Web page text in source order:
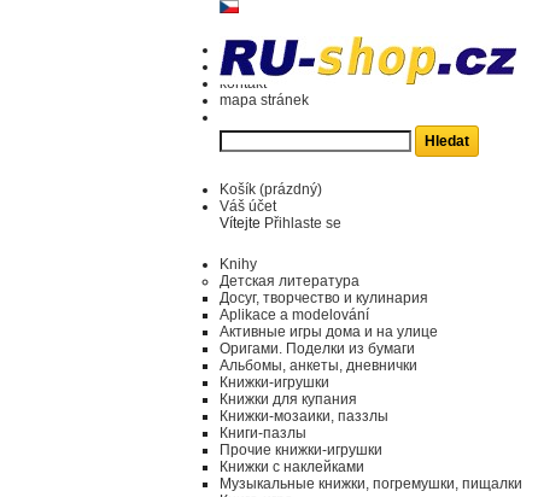
kontakt
mapa stránek
Košík (prázdný)
Váš účet
Vítejte Přihlaste se
Knihy
Детская литература
Досуг, творчество и кулинария
Aplikace a modelování
Активные игры дома и на улице
Оригами. Поделки из бумаги
Альбомы, анкеты, дневнички
Книжки-игрушки
Книжки для купания
Книжки-мозаики, паззлы
Книги-пазлы
Прочие книжки-игрушки
Книжки с наклейками
Музыкальные книжки, погремушки, пищалки